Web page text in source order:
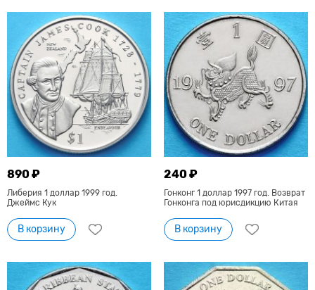
890 ₽
Либерия 1 доллар 1999 год.
Джеймс Кук
В корзину
240 ₽
Гонконг 1 доллар 1997 год. Возврат
Гонконга под юрисдикцию Китая
В корзину